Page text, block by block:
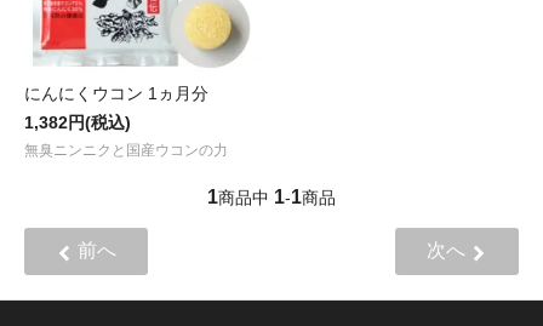
にんにくウコン 1ヵ月分
1,382円(税込)
無臭ニンニクと国産ウコンの力
1商品中 1-1商品
前へ 次へ